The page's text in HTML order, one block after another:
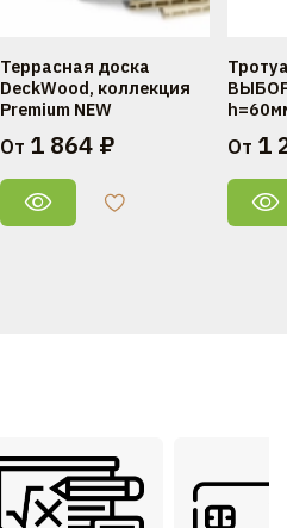
Террасная доска
DeckWood, коллекция
Premium NEW
От 1 864 ₽ От 1